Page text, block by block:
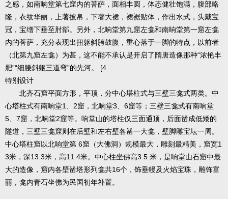
之感，如南响堂第七窟内的菩萨，面相丰圆，体态健壮饱满，腹部略
隆，衣纹华丽，上著披帛，下著大裙，裙裾贴体，作出水式，头戴宝
冠，宝缯下垂至肘部。另外，北响堂第九窟左龛和南响堂第一窟左龛
内的菩萨，充分表现出扭躯斜胯鼓腹，重心落于一脚的特点，以前者
（北第九窟左龛）为甚，这不能不承认是开启了隋唐造像那种“浓艳丰
肥”“细腰斜躯三道弯”的先河。 [4
特别设计
北齐石窟平面方形，平顶，分中心塔柱式与三壁三龛式两类。中
心塔柱式有南响堂1、2窟，北响堂3、6窟等；三壁三龛式有南响堂
5、7窟，北响堂2窟等。响堂山的塔柱仅三面通顶，后面凿成低矮的
隧道，三壁三龛窟则在后壁和左右壁各凿一大龛，壁脚雕宝坛一周。
中心塔柱窟以北响堂第 6窟（大佛洞）规模最大，雕刻最精美，窟宽1
3米，深13.3米，高11.4米。中心柱坐佛高3.5 米，是响堂山石窟中最
大的造像，窟内各壁凿塔形列龛共16个，饰垂幔及火焰宝珠，雕饰富
丽，龛内青石坐佛为民国初年补置。